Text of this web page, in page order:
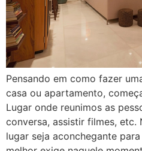
Pensando em como fazer
casa ou apartamento,
Lugar onde reunimos as
conversa, assistir filmes, etc.
lugar seja aconchegante